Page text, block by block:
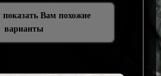
Вам похожие
варианты